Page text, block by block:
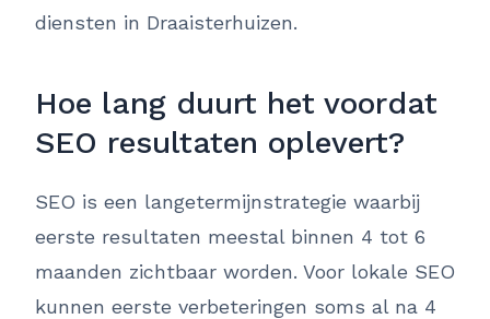
diensten in Draaisterhuizen.
Hoe lang duurt het voordat
SEO resultaten oplevert?
SEO is een langetermijnstrategie waarbij
eerste resultaten meestal binnen 4 tot 6
maanden zichtbaar worden. Voor lokale SEO
kunnen eerste verbeteringen soms al na 4